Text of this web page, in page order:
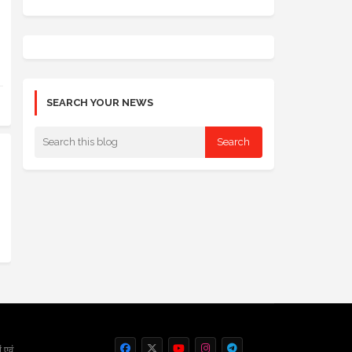
SEARCH YOUR NEWS